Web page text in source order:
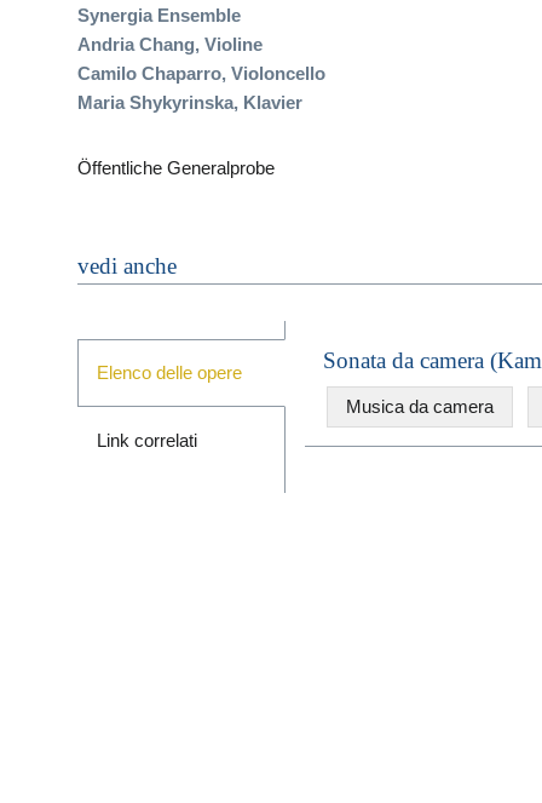
Synergia Ensemble
Andria Chang, Violine
Camilo Chaparro, Violoncello
Maria Shykyrinska, Klavier
Öffentliche Generalprobe
vedi anche
Elenco delle opere
Link correlati
Sonata da camera
Musica da camera